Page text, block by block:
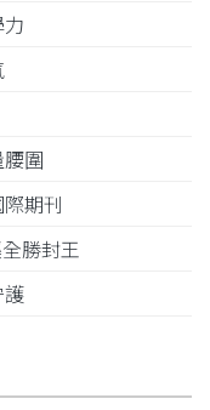
力
腰圍
際期刊
勝封王
護